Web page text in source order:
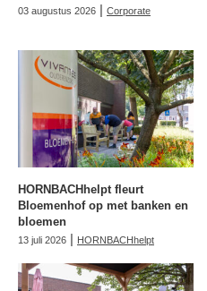
03 augustus 2026 | Corporate
HORNBACHhelpt fleurt
Bloemenhof op met banken en
bloemen
13 juli 2026 | HORNBACHhelpt